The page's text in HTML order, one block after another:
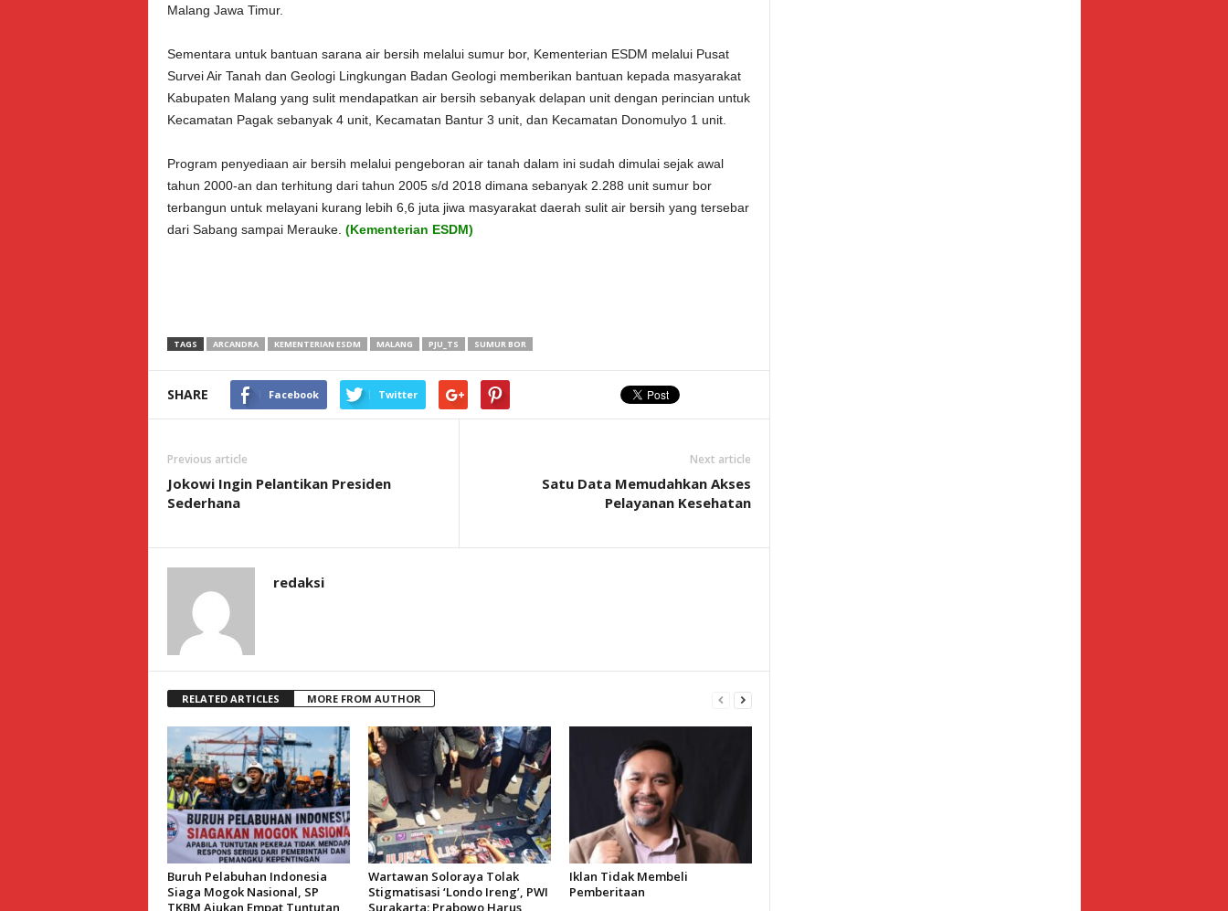
Malang Jawa Timur.
Sementara untuk bantuan sarana air bersih melalui sumur bor, Kementerian ESDM melalui Pusat
Survei Air Tanah dan Geologi Lingkungan Badan Geologi memberikan bantuan kepada masyarakat
Kabupaten Malang yang sulit mendapatkan air bersih sebanyak delapan unit dengan perincian untuk
Kecamatan Pagak sebanyak 4 unit, Kecamatan Bantur 3 unit, dan Kecamatan Donomulyo 1 unit.
Program penyediaan air bersih melalui pengeboran air tanah dalam ini sudah dimulai sejak awal
tahun 2000-an dan terhitung dari tahun 2005 s/d 2018 dimana sebanyak 2.288 unit sumur bor
terbangun untuk melayani kurang lebih 6,6 juta jiwa masyarakat daerah sulit air bersih yang tersebar
dari Sabang sampai Merauke. (Kementerian ESDM)
TAGS ARCANDRA KEMENTERIAN ESDM MALANG PJU_TS SUMUR BOR
SHARE Facebook Twitter
Previous article
Jokowi Ingin Pelantikan Presiden
Sederhana
Next article
Satu Data Memudahkan Akses
Pelayanan Kesehatan
redaksi
RELATED ARTICLES MORE FROM AUTHOR
Buruh Pelabuhan Indonesia
Siaga Mogok Nasional, SP
TKBM Ajukan Empat Tuntutan
Wartawan Soloraya Tolak
Stigmatisasi ‘Londo Ireng’, PWI
Surakarta: Prabowo Harus
Iklan Tidak Membeli
Pemberitaan